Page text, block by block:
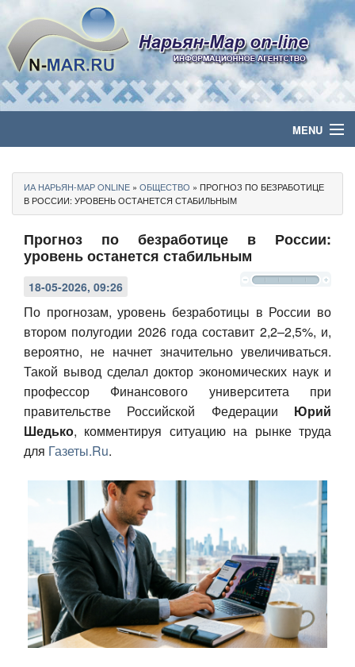
MENU
Политика
Бизнес
Культура
Медиа
Спорт
Контакты
ИА НАРЬЯН-МАР ONLINE » ОБЩЕСТВО » ПРОГНОЗ ПО БЕЗРАБОТИЦЕ
В РОССИИ: УРОВЕНЬ ОСТАНЕТСЯ СТАБИЛЬНЫМ
Прогноз по безработице в России:
уровень останется стабильным
18-05-2026, 09:26
По прогнозам, уровень безработицы в России во
втором полугодии 2026 года составит 2,2–2,5%, и,
вероятно, не начнет значительно увеличиваться.
Такой вывод сделал доктор экономических наук и
профессор Финансового университета при
правительстве Российской Федерации Юрий
Шедько, комментируя ситуацию на рынке труда
для Газеты.Ru.